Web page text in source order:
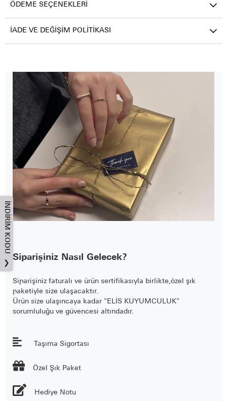
ÖDEME SEÇENEKLERI
İADE VE DEĞIŞIM POLITIKASI
Siparişiniz Nasıl Gelecek?
Siparişiniz faturalı ve ürün sertifikasıyla birlikte,özel şık
paketiyle size ulaşacaktır.
Ürün size ulaşıncaya kadar "ELİS KUYUMCULUK"
sorumluluğu ve güvencesi altındadır.
Taşıma Sigortası
 Özel Şık Paket
Hediye Notu
İNDIRIM KODU
❯